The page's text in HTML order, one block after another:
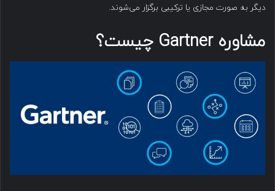
دیگر به صورت مجازی یا ترکیبی برگزار می‌شوند.
مشاورهGartner چیست؟